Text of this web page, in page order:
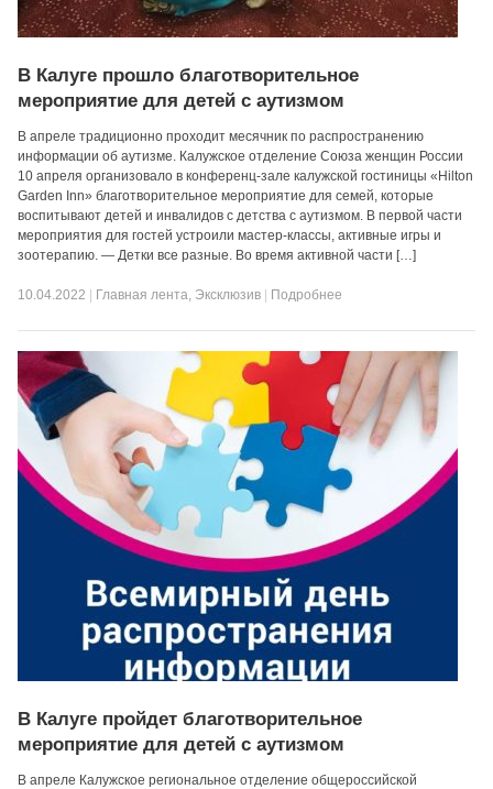
В Калуге прошло благотворительное
мероприятие для детей с аутизмом
В апреле традиционно проходит месячник по распространению
информации об аутизме. Калужское отделение Союза женщин России
10 апреля организовало в конференц-зале калужской гостиницы «Hilton
Garden Inn» благотворительное мероприятие для семей, которые
воспитывают детей и инвалидов с детства с аутизмом. В первой части
мероприятия для гостей устроили мастер-классы, активные игры и
зоотерапию. — Детки все разные. Во время активной части […]
10.04.2022 Главная лента, Эксклюзив Подробнее
В Калуге пройдет благотворительное
мероприятие для детей с аутизмом
В апреле Калужское региональное отделение общероссийской